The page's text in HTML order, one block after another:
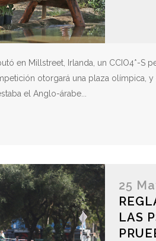
en Millstreet, Irlanda, un CCIO4*-S
otorgará una plaza olímpica,
el Anglo-árabe...
25
LAS